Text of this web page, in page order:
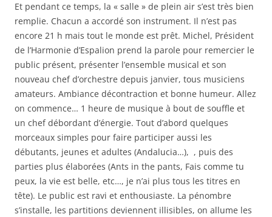
Et pendant ce temps, la « salle » de plein air s’est très bien
remplie. Chacun a accordé son instrument. Il n’est pas
encore 21 h mais tout le monde est prêt. Michel, Président
de l’Harmonie d’Espalion prend la parole pour remercier le
public présent, présenter l’ensemble musical et son
nouveau chef d’orchestre depuis janvier, tous musiciens
amateurs. Ambiance décontraction et bonne humeur. Allez
on commence… 1 heure de musique à bout de souffle et
un chef débordant d’énergie. Tout d’abord quelques
morceaux simples pour faire participer aussi les
débutants, jeunes et adultes (Andalucia…), , puis des
parties plus élaborées (Ants in the pants, Fais comme tu
peux, la vie est belle, etc…, je n’ai plus tous les titres en
tête). Le public est ravi et enthousiaste. La pénombre
s’installe, les partitions deviennent illisibles, on allume les